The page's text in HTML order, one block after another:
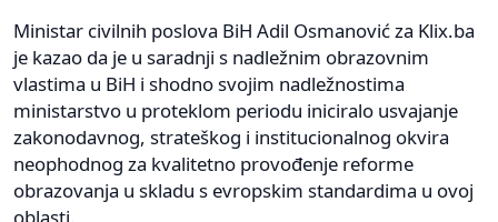
Ministar civilnih poslova BiH Adil Osmanović za Klix.ba
je kazao da je u saradnji s nadležnim obrazovnim
vlastima u BiH i shodno svojim nadležnostima
ministarstvo u proteklom periodu iniciralo usvajanje
zakonodavnog, strateškog i institucionalnog okvira
neophodnog za kvalitetno provođenje reforme
obrazovanja u skladu s evropskim standardima u ovoj
oblasti.